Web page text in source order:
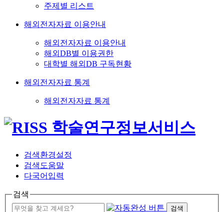
주제별 리스트
해외전자자료 이용안내
해외전자자료 이용안내
해외DB별 이용권한
대학별 해외DB 구독현황
해외전자자료 통계
해외전자자료 통계
검색환경설정
검색도움말
다국어입력
검색
검색